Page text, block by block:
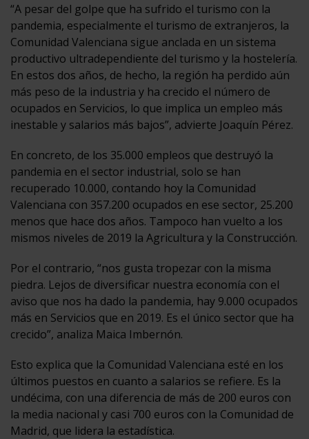
“A pesar del golpe que ha sufrido el turismo con la
pandemia, especialmente el turismo de extranjeros, la
Comunidad Valenciana sigue anclada en un sistema
productivo ultradependiente del turismo y la hostelería.
En estos dos años, de hecho, la región ha perdido aún
más peso de la industria y ha crecido el número de
ocupados en Servicios, lo que implica un empleo más
inestable y salarios más bajos”, advierte Joaquín Pérez.
En concreto, de los 35.000 empleos que destruyó la
pandemia en el sector industrial, solo se han
recuperado 10.000, contando hoy la Comunidad
Valenciana con 357.200 ocupados en ese sector, 25.200
menos que hace dos años. Tampoco han vuelto a los
mismos niveles de 2019 la Agricultura y la Construcción.
Por el contrario, “nos gusta tropezar con la misma
piedra. Lejos de diversificar nuestra economía con el
aviso que nos ha dado la pandemia, hay 9.000 ocupados
más en Servicios que en 2019. Es el único sector que ha
crecido”, analiza Maica Imbernón.
Esto explica que la Comunidad Valenciana esté en los
últimos puestos en cuanto a salarios se refiere. Es la
undécima, con una diferencia de más de 200 euros con
la media nacional y casi 700 euros con la Comunidad de
Madrid, que lidera la estadística.